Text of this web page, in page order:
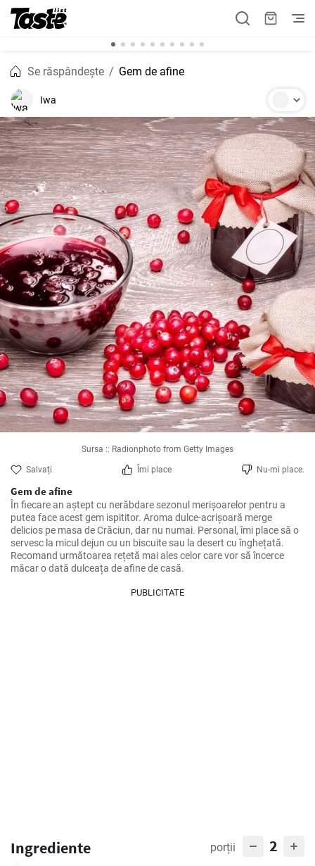
Se răspândește Gem de afine
Iwa
Sursa :: Radionphoto from Getty Images
Salvați Îmi place Nu-mi place.
Gem de afine
În fiecare an aștept cu nerăbdare sezonul merișoarelor pentru a
putea face acest gem ispititor. Aroma dulce-acrișoară merge
delicios pe masa de Crăciun, dar nu numai. Personal, îmi place să o
servesc la micul dejun cu un biscuite sau la desert cu înghețată.
Recomand următoarea rețetă mai ales celor care vor să încerce
măcar o dată dulceața de afine de casă.
PUBLICITATE
Ingrediente porții 2